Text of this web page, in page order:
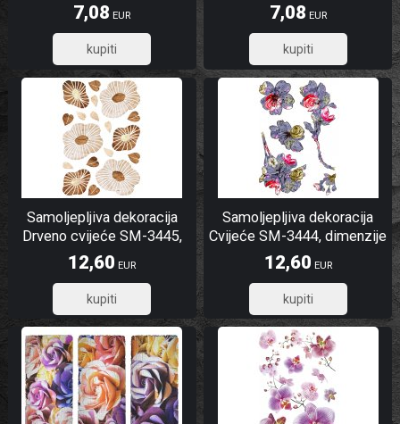
7,08 EUR
5,66
cm
7,08 EUR
5,66
Samoljepljiva dekoracija
Drveno cvijeće SM-3445,
dimenzije 42,5 x 65 cm
12,60 EUR
10,08
Samoljepljiva dekoracija
Cvijeće SM-3444, dimenzije
42,5 x 65 cm
12,60 EUR
10,08